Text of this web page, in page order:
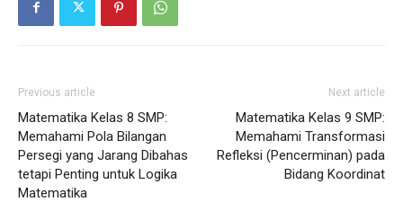
Previous article
Matematika Kelas 8 SMP:
Memahami Pola Bilangan
Persegi yang Jarang Dibahas
tetapi Penting untuk Logika
Matematika
Next article
Matematika Kelas 9 SMP:
Memahami Transformasi
Refleksi (Pencerminan) pada
Bidang Koordinat